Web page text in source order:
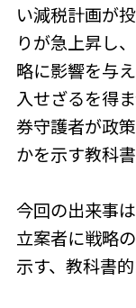
い減税計画が
りが急上昇し
略に影響を与
入せざるを得
券守護者が政
かを示す教科
今回の出来事
立案者に戦略
示す、教科書